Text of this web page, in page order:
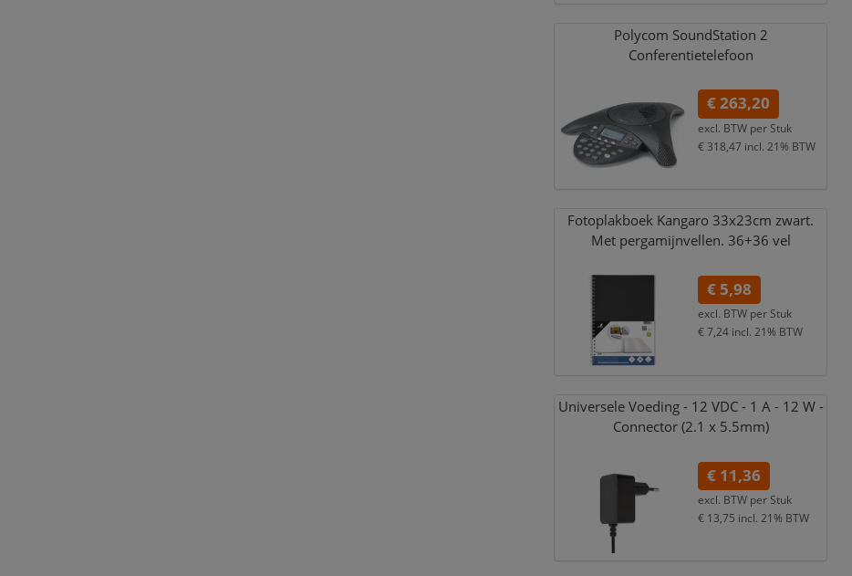
Polycom SoundStation 2
Conferentietelefoon
€ 263,20
excl. BTW per Stuk
€ 318,47 incl. 21% BTW
Fotoplakboek Kangaro 33x23cm zwart.
Met pergamijnvellen. 36+36 vel
€ 5,98
excl. BTW per Stuk
€ 7,24 incl. 21% BTW
Universele Voeding - 12 VDC - 1 A - 12 W -
Connector (2.1 x 5.5mm)
€ 11,36
excl. BTW per Stuk
€ 13,75 incl. 21% BTW